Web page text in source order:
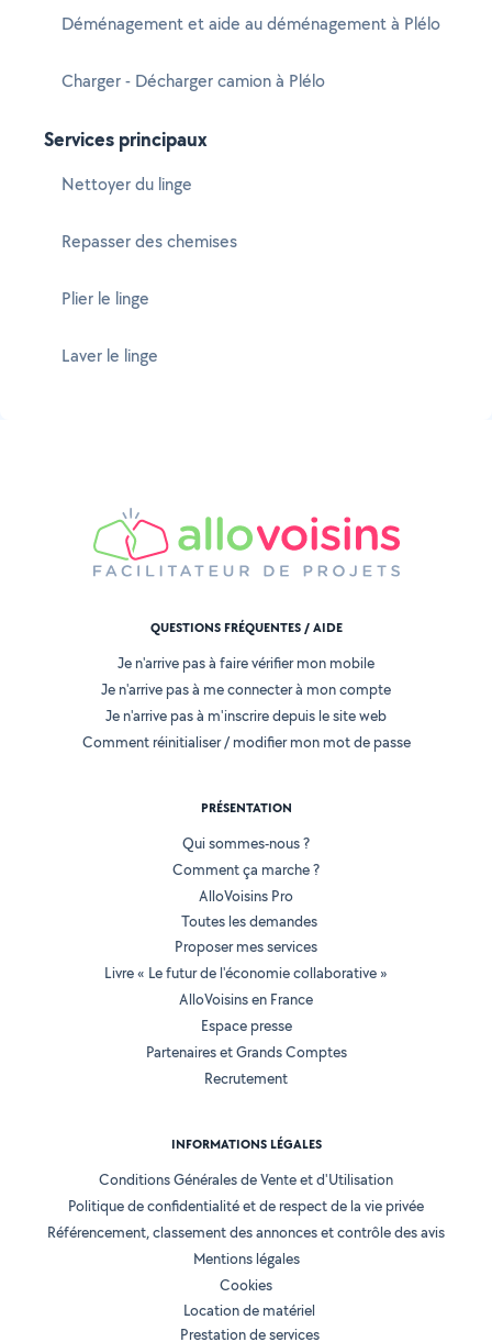
Déménagement et aide au déménagement à Plélo
Charger - Décharger camion à Plélo
Services principaux
Nettoyer du linge
Repasser des chemises
Plier le linge
Laver le linge
QUESTIONS FRÉQUENTES / AIDE
Je n'arrive pas à faire vérifier mon mobile
Je n'arrive pas à me connecter à mon compte
Je n'arrive pas à m'inscrire depuis le site web
Comment réinitialiser / modifier mon mot de passe
PRÉSENTATION
Qui sommes-nous ?
Comment ça marche ?
AlloVoisins Pro
Toutes les demandes
Proposer mes services
Livre « Le futur de l'économie collaborative »
AlloVoisins en France
Espace presse
Partenaires et Grands Comptes
Recrutement
INFORMATIONS LÉGALES
Conditions Générales de Vente et d'Utilisation
Politique de confidentialité et de respect de la vie privée
Référencement, classement des annonces et contrôle des avis
Mentions légales
Cookies
Location de matériel
Prestation de services